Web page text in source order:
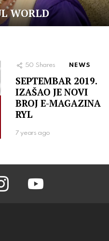
WORLD
50 Shares NEWS
SEPTEMBAR 2019.
IZAŠAO JE NOVI
BROJ E-MAGAZINA
RYL
7 years ago
instagram youtube